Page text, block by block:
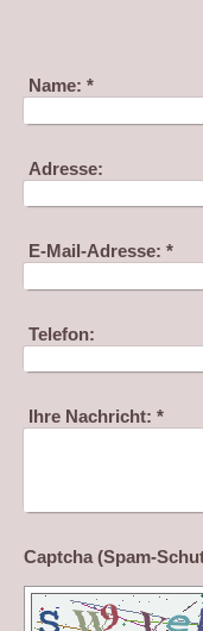
Name: *
Adresse:
E-Mail-Adresse: *
Telefon:
Ihre Nachricht: *